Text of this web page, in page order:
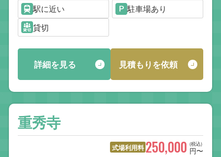
駅に近い
駐車場あり
貸切
詳細を見る 見積もりを依頼
重秀寺
式場利用料 (税込)
250,000 円〜